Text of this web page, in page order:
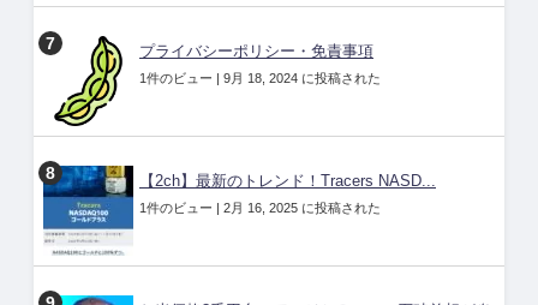
プライバシーポリシー・免責事項
1件のビュー | 9月 18, 2024 に投稿された
【2ch】最新のトレンド！Tracers NASD...
1件のビュー | 2月 16, 2025 に投稿された